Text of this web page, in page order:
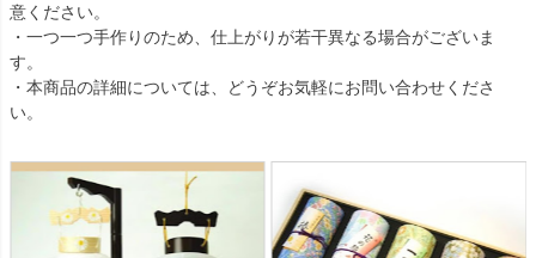
意ください。
・一つ一つ手作りのため、仕上がりが若干異なる場合がございま
す。
・本商品の詳細については、どうぞお気軽にお問い合わせくださ
い。